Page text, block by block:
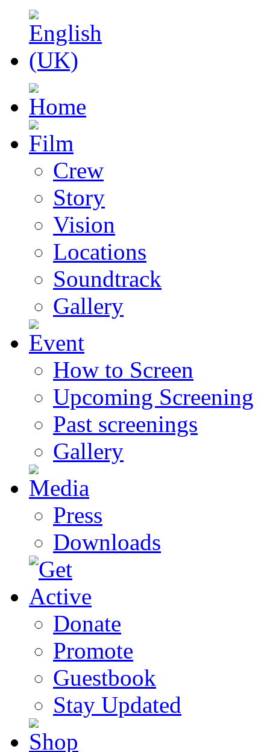
Crew
Story
Vision
Locations
Soundtrack
Gallery
How to Screen
Upcoming Screening
Past screenings
Gallery
Press
Downloads
Donate
Promote
Guestbook
Stay Updated